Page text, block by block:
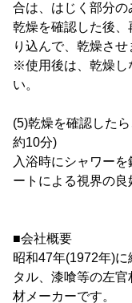
合は、はじく部分の
乾燥を確認した後
り込んで、乾燥させ
※使用後は、乾燥し
い。
(5)乾燥を確認した
約10分)
入浴時にシャワー
ートによる視界の良
■会社概要
昭和47年(1972年)
タル、漆喰等の左
材メーカーです。